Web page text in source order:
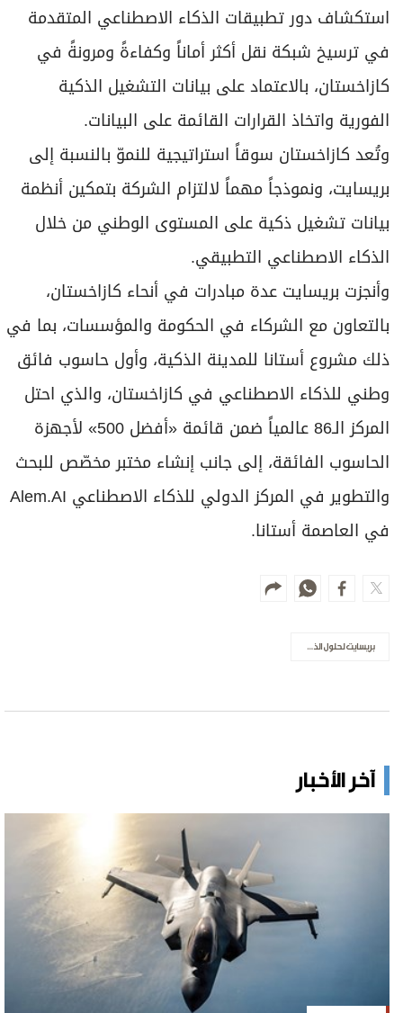
استكشاف دور تطبيقات الذكاء الاصطناعي المتقدمة
في ترسيخ شبكة نقل أكثر أماناً وكفاءةً ومرونةً في
كازاخستان، بالاعتماد على بيانات التشغيل الذكية
الفورية واتخاذ القرارات القائمة على البيانات.
وتُعد كازاخستان سوقاً استراتيجية للنموّ بالنسبة إلى
بريسايت، ونموذجاً مهماً لالتزام الشركة بتمكين أنظمة
بيانات تشغيل ذكية على المستوى الوطني من خلال
الذكاء الاصطناعي التطبيقي.
وأنجزت بريسايت عدة مبادرات في أنحاء كازاخستان،
بالتعاون مع الشركاء في الحكومة والمؤسسات، بما في
ذلك مشروع أستانا للمدينة الذكية، وأول حاسوب فائق
وطني للذكاء الاصطناعي في كازاخستان، والذي احتل
المركز الـ86 عالمياً ضمن قائمة «أفضل 500» لأجهزة
الحاسوب الفائقة، إلى جانب إنشاء مختبر مخصّص للبحث
والتطوير في المركز الدولي للذكاء الاصطناعي Alem.AI
في العاصمة أستانا.
بريسايت لحلول الذكاء الاصطناعي
آخر الأخبار